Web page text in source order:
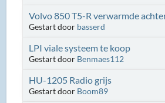
Volvo 850 T5-R verwarmde
Gestart door basserd
LPI viale systeem te koop
Gestart door Benmaes112
HU-1205 Radio grijs
Gestart door Boom89